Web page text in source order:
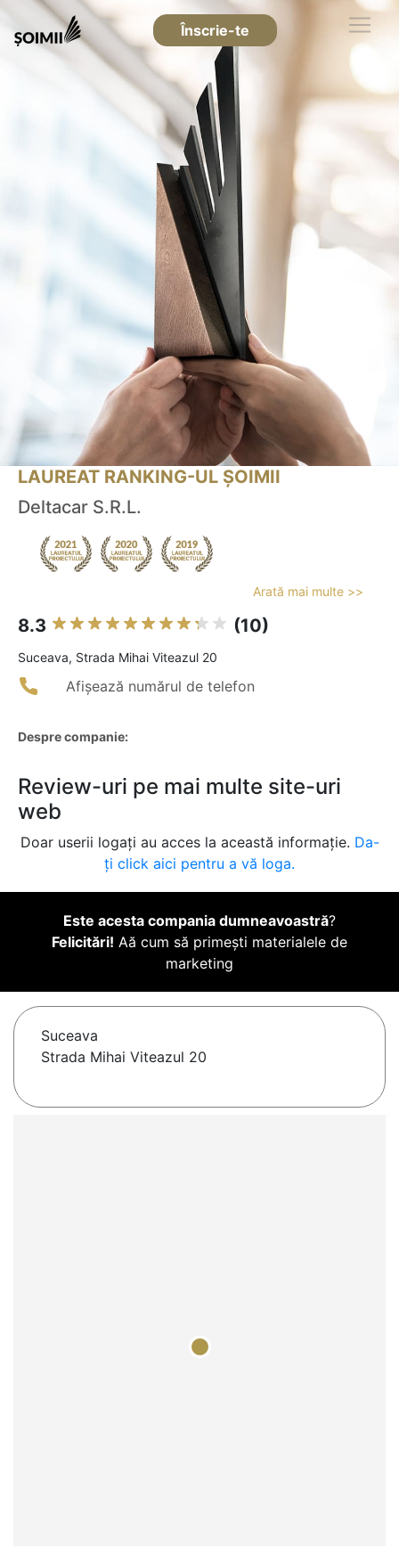
Înscrie-te
LAUREAT RANKING-UL ȘOIMII
Deltacar S.R.L.
Arată mai multe >>
8.3 (10)
Suceava, Strada Mihai Viteazul 20
Afișează numărul de telefon
Despre companie:
Review-uri pe mai multe site-uri
web
Doar userii logați au acces la această informație. Da-
ți click aici pentru a vă loga.
Este acesta compania dumneavoastră?
Felicitări! Aă cum să primești materialele de
marketing
Suceava
Strada Mihai Viteazul 20